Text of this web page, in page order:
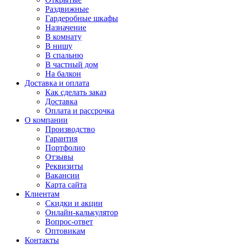
Раздвижные
Гардеробные шкафы
Назначение
В комнату
В нишу
В спальню
В частный дом
На балкон
Доставка и оплата
Как сделать заказ
Доставка
Оплата и рассрочка
О компании
Производство
Гарантия
Портфолио
Отзывы
Реквизиты
Вакансии
Карта сайта
Клиентам
Скидки и акции
Онлайн-калькулятор
Вопрос-ответ
Оптовикам
Контакты